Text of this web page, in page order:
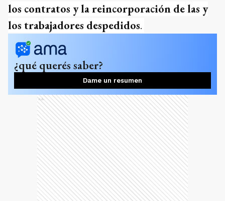
los contratos y la reincorporación de las y
los trabajadores despedidos.
¿qué querés saber?
Dame un resumen
Ads